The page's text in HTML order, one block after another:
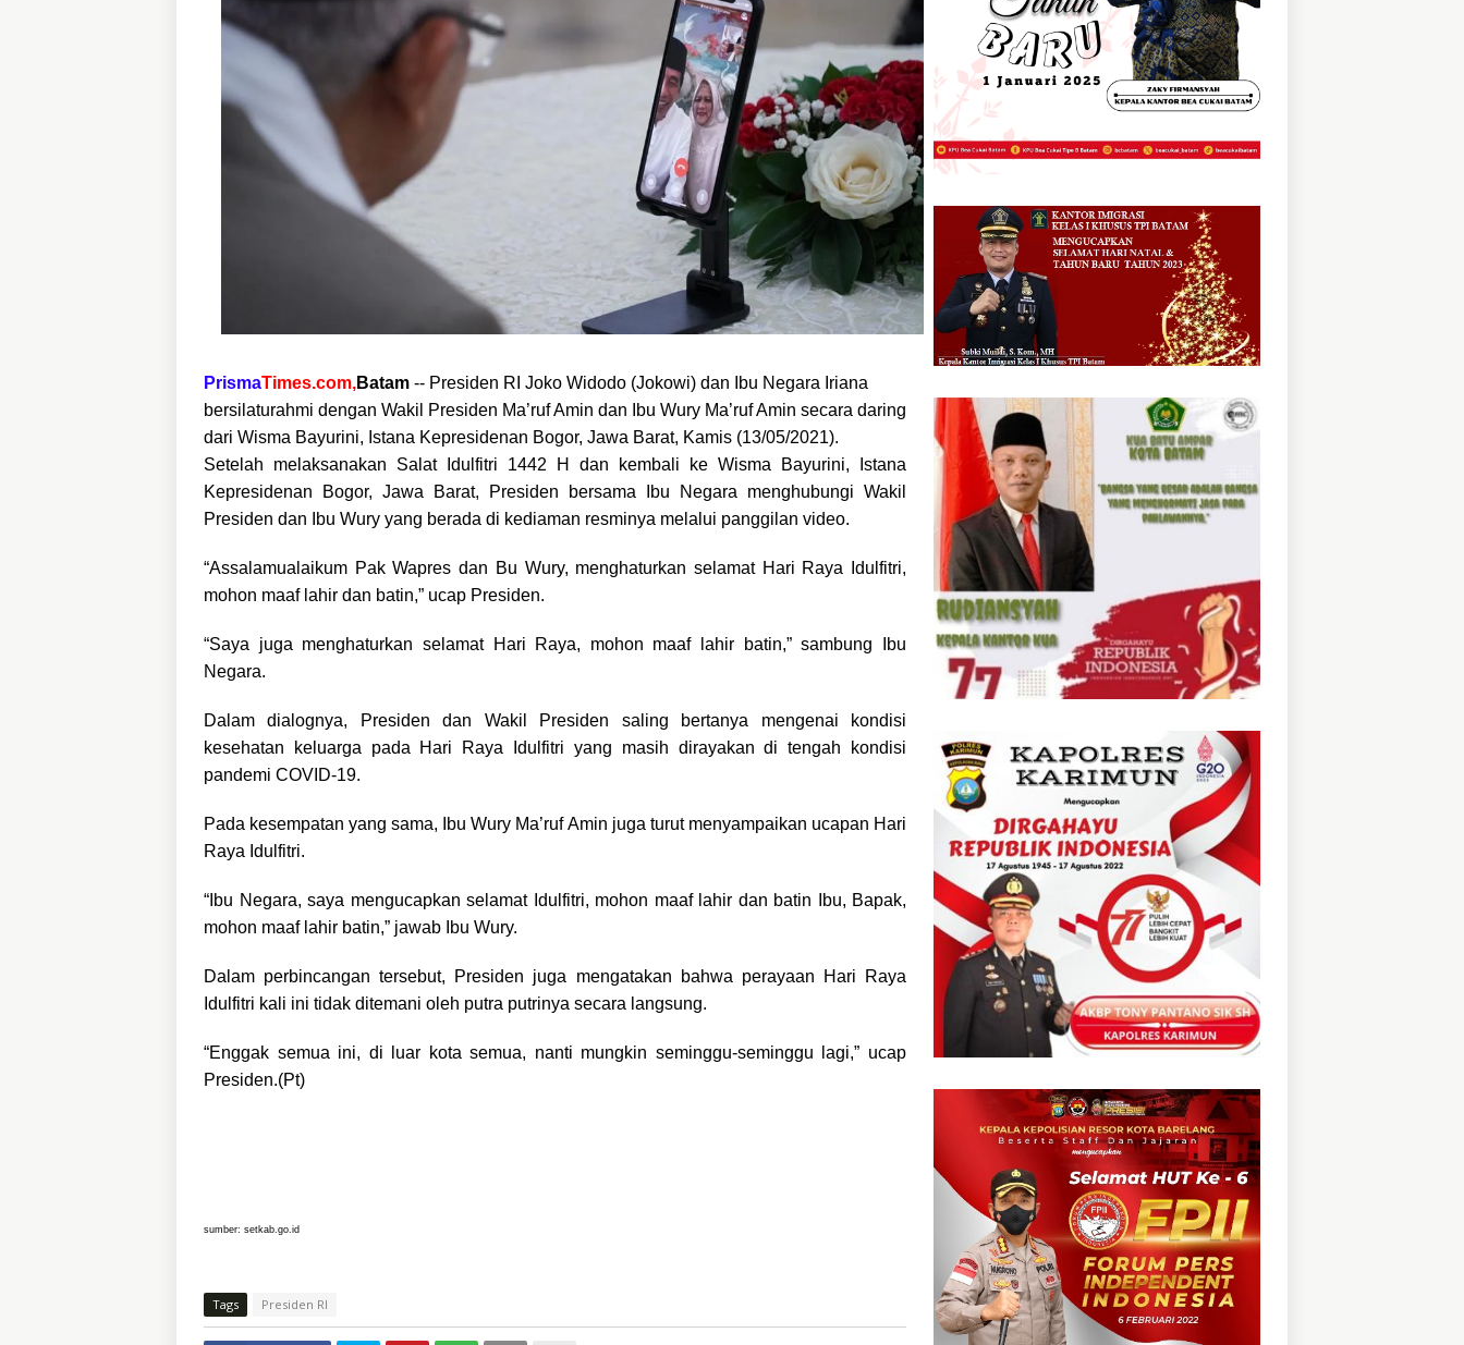
PrismaTimes.com,Batam -- Presiden RI Joko Widodo (Jokowi) dan Ibu Negara Iriana
bersilaturahmi dengan Wakil Presiden Ma’ruf Amin dan Ibu Wury Ma’ruf Amin secara daring
dari Wisma Bayurini, Istana Kepresidenan Bogor, Jawa Barat, Kamis (13/05/2021).
Setelah melaksanakan Salat Idulfitri 1442 H dan kembali ke Wisma Bayurini, Istana
Kepresidenan Bogor, Jawa Barat, Presiden bersama Ibu Negara menghubungi Wakil
Presiden dan Ibu Wury yang berada di kediaman resminya melalui panggilan video.
“Assalamualaikum Pak Wapres dan Bu Wury, menghaturkan selamat Hari Raya Idulfitri,
mohon maaf lahir dan batin,” ucap Presiden.
“Saya juga menghaturkan selamat Hari Raya, mohon maaf lahir batin,” sambung Ibu
Negara.
Dalam dialognya, Presiden dan Wakil Presiden saling bertanya mengenai kondisi
kesehatan keluarga pada Hari Raya Idulfitri yang masih dirayakan di tengah kondisi
pandemi COVID-19.
Pada kesempatan yang sama, Ibu Wury Ma’ruf Amin juga turut menyampaikan ucapan Hari
Raya Idulfitri.
“Ibu Negara, saya mengucapkan selamat Idulfitri, mohon maaf lahir dan batin Ibu, Bapak,
mohon maaf lahir batin,” jawab Ibu Wury.
Dalam perbincangan tersebut, Presiden juga mengatakan bahwa perayaan Hari Raya
Idulfitri kali ini tidak ditemani oleh putra putrinya secara langsung.
“Enggak semua ini, di luar kota semua, nanti mungkin seminggu-seminggu lagi,” ucap
Presiden.(Pt)
sumber: setkab.go.id
Tags Presiden RI